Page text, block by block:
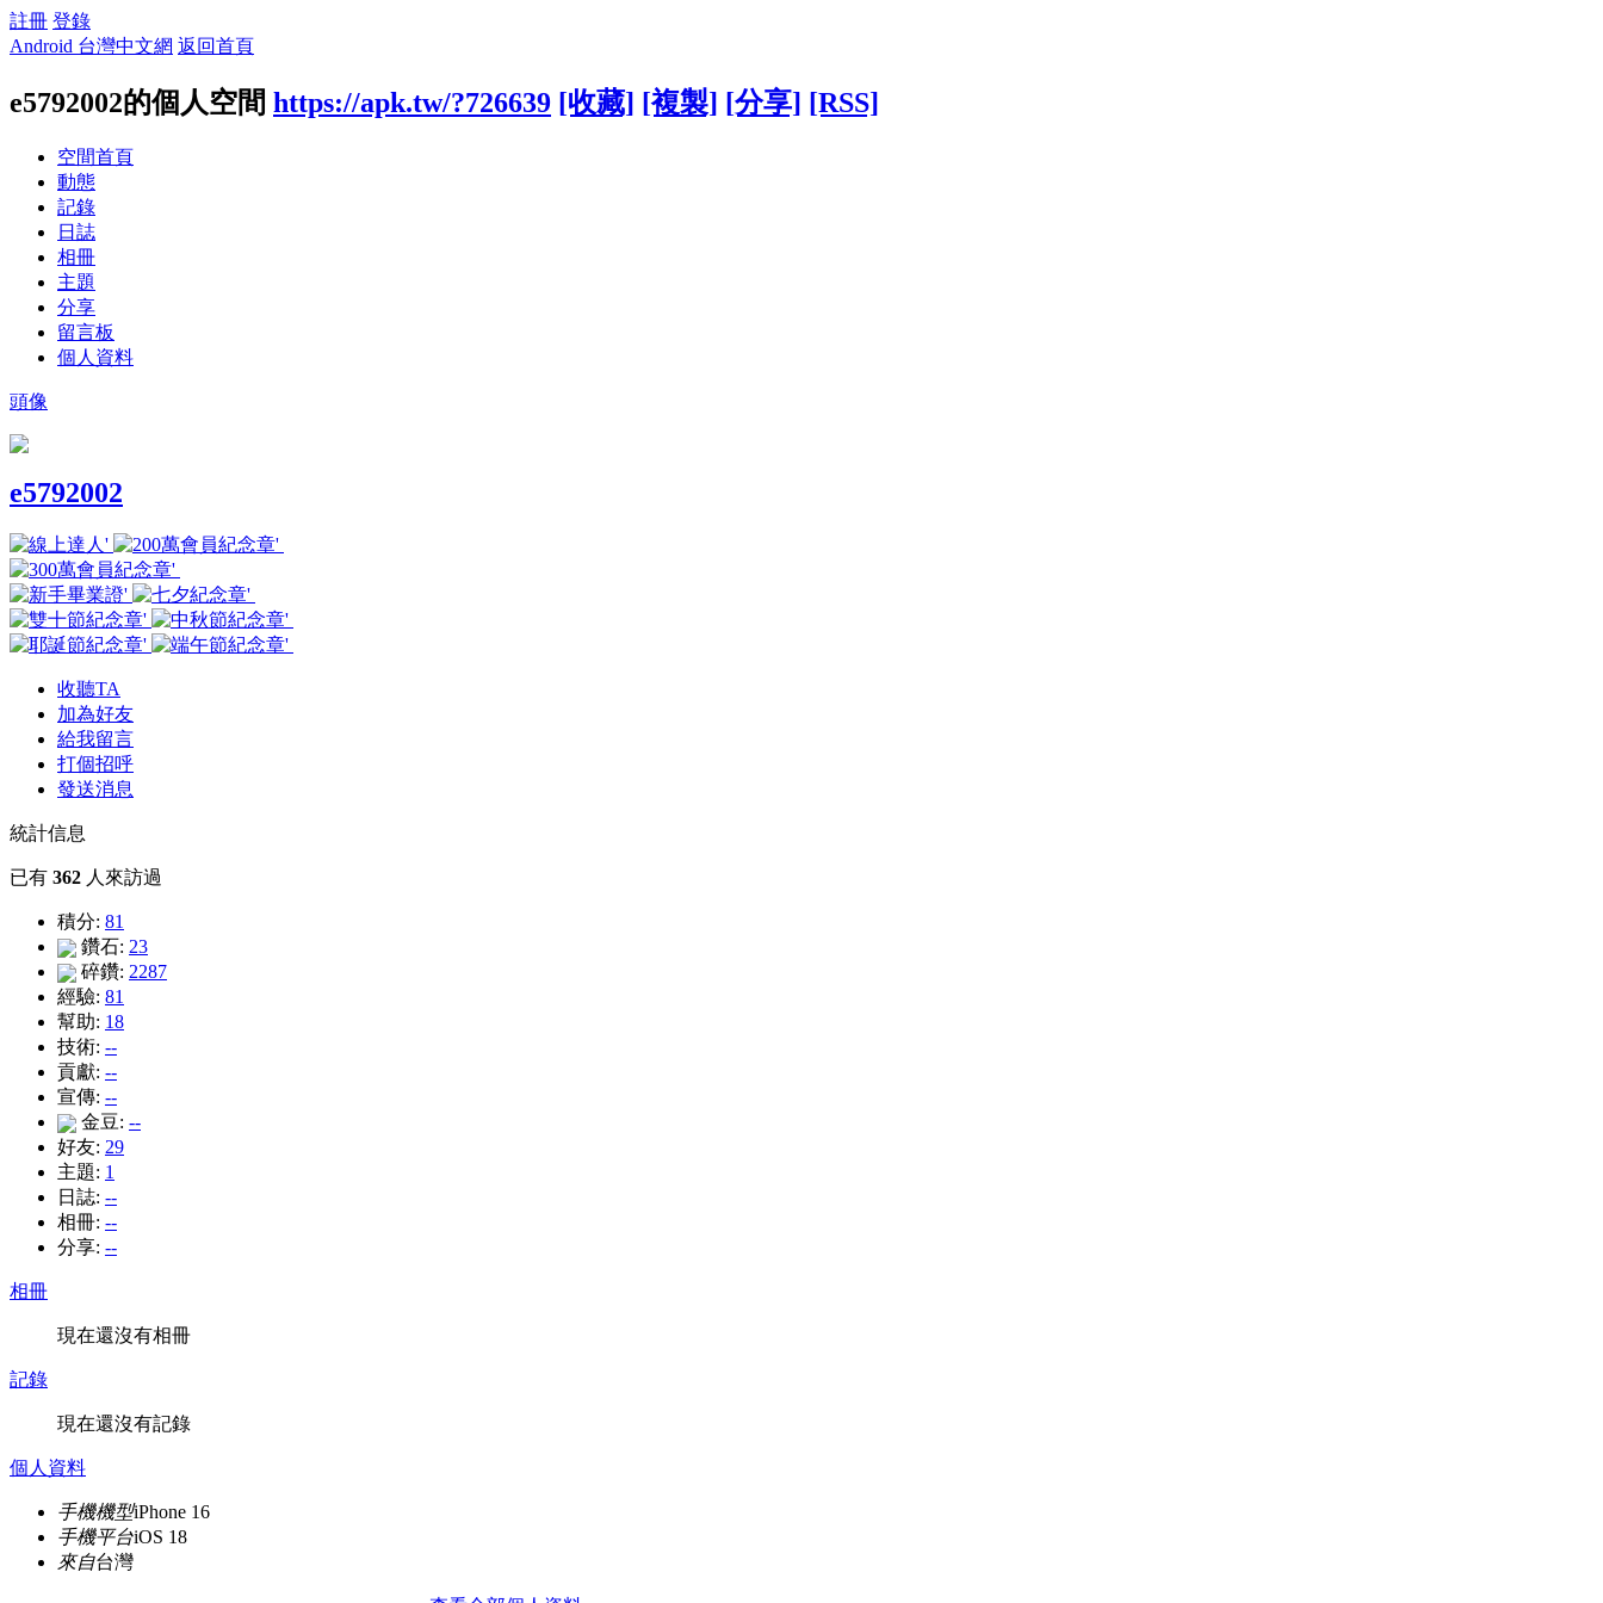
註冊 登錄
Android 台灣中文網 返回首頁
e5792002的個人空間 https://apk.tw/?726639 [收藏] [複製] [分享] [RSS]
空間首頁
動態
記錄
日誌
相冊
主題
分享
留言板
個人資料
頭像
e5792002
收聽TA
加為好友
給我留言
打個招呼
發送消息
統計信息
已有 362 人來訪過
積分: 81
鑽石: 23
碎鑽: 2287
經驗: 81
幫助: 18
技術: --
貢獻: --
宣傳: --
金豆: --
好友: 29
主題: 1
日誌: --
相冊: --
分享: --
相冊
現在還沒有相冊
記錄
現在還沒有記錄
個人資料
手機機型iPhone 16
手機平台iOS 18
來自台灣